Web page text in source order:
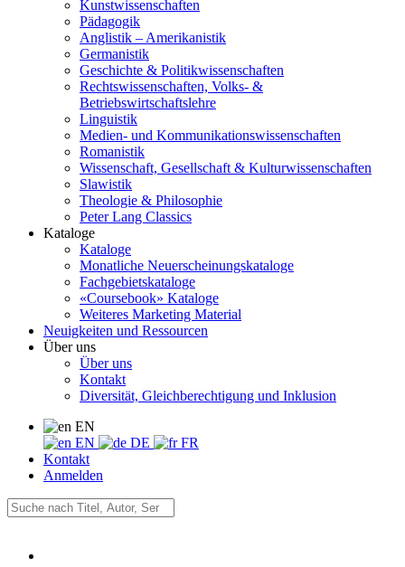
Kunstwissenschaften
Pädagogik
Anglistik – Amerikanistik
Germanistik
Geschichte & Politikwissenschaften
Rechtswissenschaften, Volks- &
Betriebswirtschaftslehre
Linguistik
Medien- und Kommunikationswissenschaften
Romanistik
Wissenschaft, Gesellschaft & Kulturwissenschaften
Slawistik
Theologie & Philosophie
Peter Lang Classics
Kataloge
Kataloge
Monatliche Neuerscheinungskataloge
Fachgebietskataloge
«Coursebook» Kataloge
Weiteres Marketing Material
Neuigkeiten und Ressourcen
Über uns
Über uns
Kontakt
Diversität, Gleichberechtigung und Inklusion
EN
EN
DE
FR
Kontakt
Anmelden